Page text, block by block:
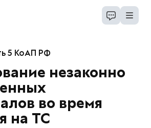
5 КоАП РФ
незаконно
во время
на ТС